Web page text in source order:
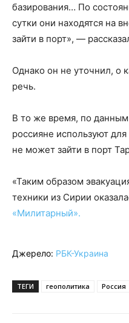
базирования… По
сутки они находятся на
зайти в порт», —
Однако он не уточнил, о
речь.
В то же время, по
россияне используют
не может зайти в порт
«Таким образом
техники из Сирии
«Милитарный».
Джерело: РБК-Украина
ТЕГИ геополитика Россия